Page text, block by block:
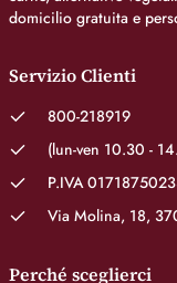
domicilio gratuita e
Servizio Clienti
800-218919
(lun-ven 10.30 -
P.IVA
Via Molina, 18,
Perché sceglierci